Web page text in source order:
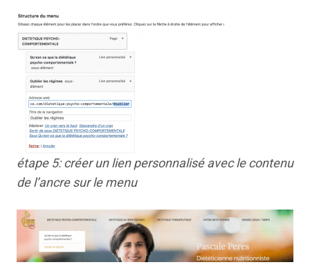
étape 5: créer un lien personnalisé avec le contenu
de l’ancre sur le menu